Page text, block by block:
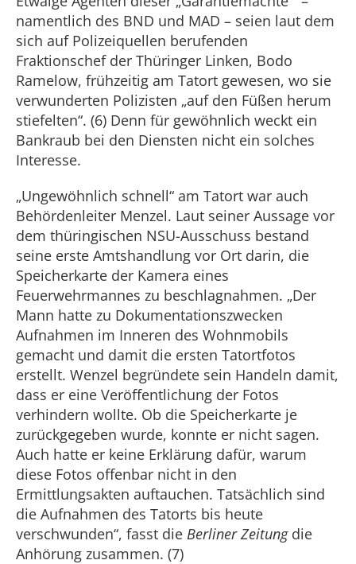
namentlich des BND und MAD – seien laut dem
sich auf Polizeiquellen berufenden
Fraktionschef der Thüringer Linken, Bodo
Ramelow, frühzeitig am Tatort gewesen, wo sie
verwunderten Polizisten „auf den Füßen herum
stiefelten“. (6) Denn für gewöhnlich weckt ein
Bankraub bei den Diensten nicht ein solches
Interesse.
„Ungewöhnlich schnell“ am Tatort war auch
Behördenleiter Menzel. Laut seiner Aussage vor
dem thüringischen NSU-Ausschuss bestand
seine erste Amtshandlung vor Ort darin, die
Speicherkarte der Kamera eines
Feuerwehrmannes zu beschlagnahmen. „Der
Mann hatte zu Dokumentationszwecken
Aufnahmen im Inneren des Wohnmobils
gemacht und damit die ersten Tatortfotos
erstellt. Wenzel begründete sein Handeln damit,
dass er eine Veröffentlichung der Fotos
verhindern wollte. Ob die Speicherkarte je
zurückgegeben wurde, konnte er nicht sagen.
Auch hatte er keine Erklärung dafür, warum
diese Fotos offenbar nicht in den
Ermittlungsakten auftauchen. Tatsächlich sind
die Aufnahmen des Tatorts bis heute
verschwunden“, fasst die Berliner Zeitungdie
Anhörung zusammen. (7)